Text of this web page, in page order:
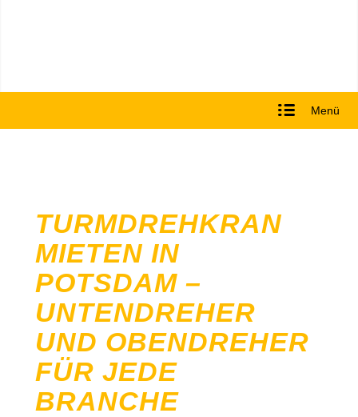
Menü
TURMDREHKRAN
MIETEN IN
POTSDAM –
UNTENDREHER
UND OBENDREHER
FÜR JEDE
BRANCHE